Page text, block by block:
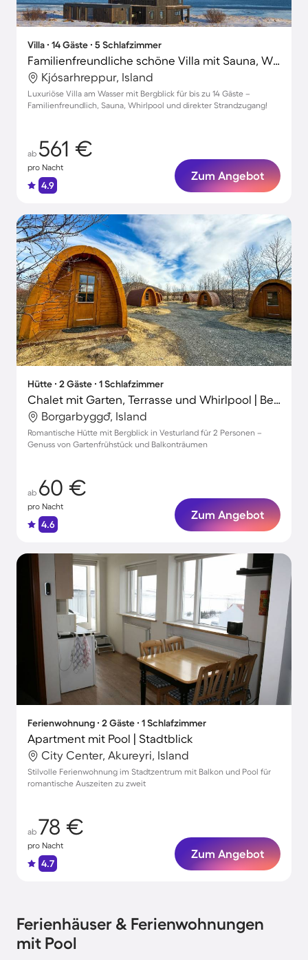
Villa ∙ 14 Gäste ∙ 5 Schlafzimmer
Familienfreundliche schöne Villa mit Sauna, Whirlpool und Garten | Bergblick | Haustiere sind willkommen
Kjósarhreppur, Island
Luxuriöse Villa am Wasser mit Bergblick für bis zu 14 Gäste –
Familienfreundlich, Sauna, Whirlpool und direkter Strandzugang!
ab 561 €
pro Nacht
4.9
Zum Angebot
Hütte ∙ 2 Gäste ∙ 1 Schlafzimmer
Chalet mit Garten, Terrasse und Whirlpool | Bergblick | Perfekt für die Arbeit von Zuhause
Borgarbyggð, Island
Romantische Hütte mit Bergblick in Vesturland für 2 Personen –
Genuss von Gartenfrühstück und Balkonträumen
ab 60 €
pro Nacht
4.6
Zum Angebot
Ferienwohnung ∙ 2 Gäste ∙ 1 Schlafzimmer
Apartment mit Pool | Stadtblick
City Center, Akureyri, Island
Stilvolle Ferienwohnung im Stadtzentrum mit Balkon und Pool für
romantische Auszeiten zu zweit
ab 78 €
pro Nacht
4.7
Zum Angebot
Ferienhäuser & Ferienwohnungen
mit Pool